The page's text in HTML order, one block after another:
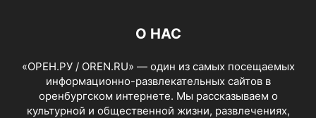
О НАС
«ОРЕН.РУ / OREN.RU» — один из самых посещаемых
информационно-развлекательных сайтов в
оренбургском интернете. Мы рассказываем о
культурной и общественной жизни, развлечениях,